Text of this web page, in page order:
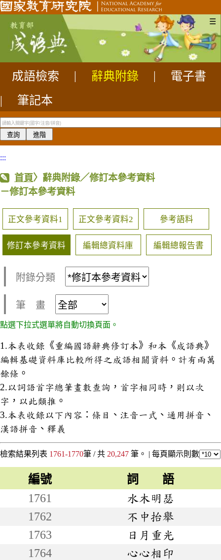
☰
成語檢索 辭典附錄
電子書
|
筆記本
:::
首頁〉辭典附錄／修訂本參考資料
－修訂本參考資料
正文參考資料1 正文參考資料2 參考語料
修訂本參考資料 編輯總資料庫 編輯總報告書
附錄分類
筆 畫
點選下拉式選單將自動切換頁面。
1.本表收錄《重編國語辭典修訂本》和本《成語典》
編輯基礎資料庫比較所得之成語相關資料。計有兩萬
餘條。
2.以詞語首字總筆畫數查詢，首字相同時，則以次
字，以此類推。
3.本表收錄以下內容：條目、注音一式、通用拼音、
漢語拼音、釋義
檢索結果列表 1761-1770筆 / 共 20,247 筆。 | 每頁顯示則數
編號
詞 語
1761
水木明瑟
1762
不中抬舉
1763
日月重光
1764
心心相印